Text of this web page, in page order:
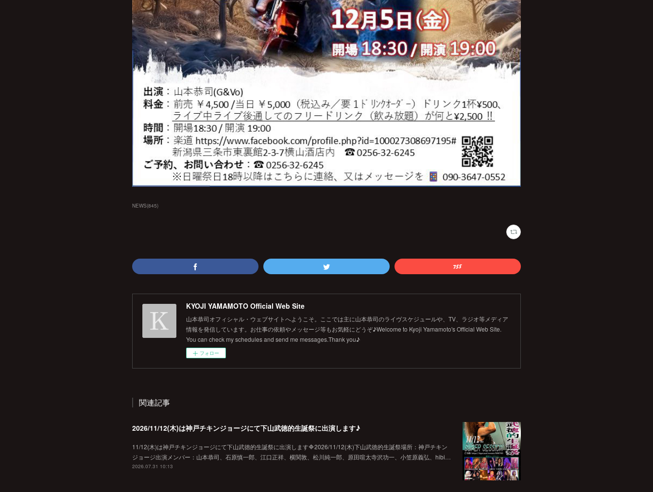
NEWS(845)
KYOJI YAMAMOTO Official Web Site
山本恭司オフィシャル・ウェブサイトへようこそ。ここでは主に山本恭司のライヴスケジュールや、TV、ラジオ等メディア
情報を発信しています。お仕事の依頼やメッセージ等もお気軽にどうぞ♪Welcome to Kyoji Yamamoto's Official Web Site.
You can check my schedules and send me messages.Thank you♪
フォロー
関連記事
2026/11/12(木)は神戸チキンジョージにて下山武徳的生誕祭に出演します♪
11/12(木)は神戸チキンジョージにて下山武徳的生誕祭に出演します🔷2026/11/12(木)下山武徳的生誕祭場所：神戸チキン
ジョージ出演メンバー：山本恭司、石原慎一郎、江口正祥、横関敦、松川純一郎、原田喧太寺沢功一、小笠原義弘、hibi…
2026.07.31 10:13